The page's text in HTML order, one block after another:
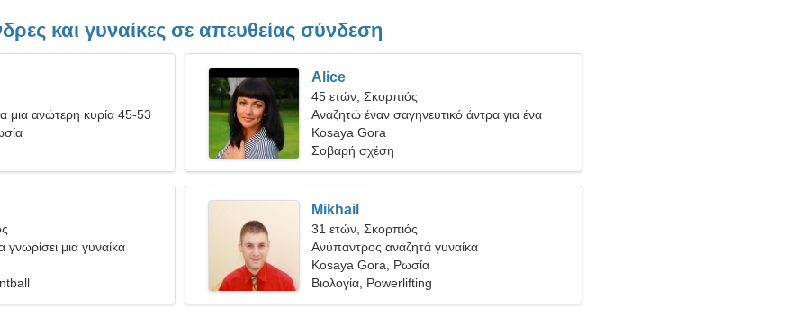
και γυναίκες σε απευθείας σύνδεση
μια ανώτερη κυρία 45-53
Alice
45 ετών, Σκορπιός
Αναζητώ έναν σαγηνευτικό άντρα για ένα
κοινό ταξίδι
Kosaya Gora
Σοβαρή σχέση
γνωρίσει μια γυναίκα
Mikhail
31 ετών, Σκορπιός
Ανύπαντρος αναζητά γυναίκα
Kosaya Gora, Ρωσία
Βιολογία, Powerlifting